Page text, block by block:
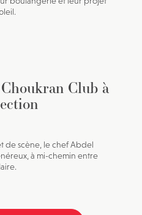
Club à
de scène, le chef Abdel
à mi-chemin entre